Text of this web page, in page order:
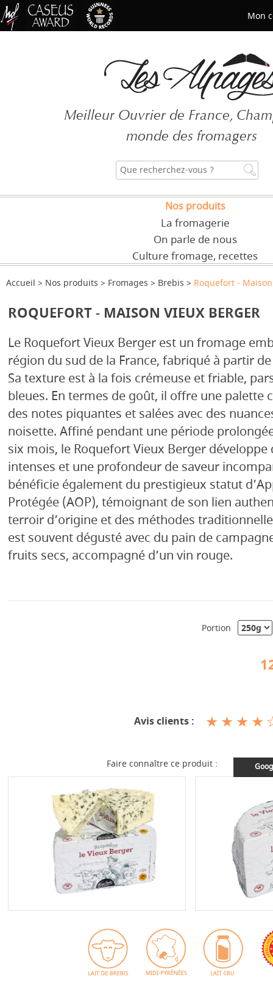
Meilleur Ouvrier de France,
monde des fromagers
Nos produits
La fromagerie
On parle de nous
Culture fromage, recettes
Accueil Nos produits Fromages Brebis Roquefort -
ROQUEFORT - MAISON VIEUX BERGER
Le Roquefort Vieux Berger est un fromage
région du sud de la France, fabriqué à partir
Sa texture est à la fois crémeuse et friable,
bleues. En termes de goût, il offre une palette
des notes piquantes et salées avec des
noisette. Affiné pendant une période
six mois, le Roquefort Vieux Berger développe
intenses et une profondeur de saveur
bénéficie également du prestigieux statut
Protégée (AOP), témoignant de son lien
terroir d’origine et des méthodes
est souvent dégusté avec du pain de
fruits secs, accompagné d’un vin rouge.
Portion
Avis clients :
Faire connaître ce produit :
Mon
Mot de passe oublié ?
CRÉER UN